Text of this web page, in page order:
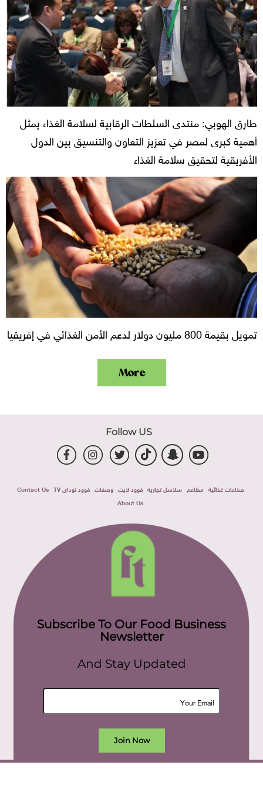
طارق الهوبي: منتدى السلطات الرقابية لسلامة الغذاء يمثل
أهمية كبرى لمصر في تعزيز التعاون والتنسيق بين الدول
الأفريقية لتحقيق سلامة الغذاء
تمويل بقيمة 800 مليون دولار لدعم الأمن الغذائي في إفريقيا
More
Follow US
صناعات غذائية مطاعم سلاسل تجارية فوود لايت وصفات فوود توداى TV
Contact Us
About Us
Subscribe To Our Food Business
Newsletter
And Stay Updated
Join Now